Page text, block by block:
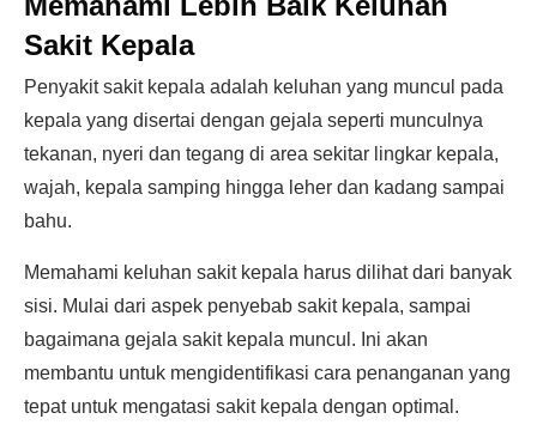
Sakit Kepala
Penyakit sakit kepala adalah keluhan yang muncul pada
kepala yang disertai dengan gejala seperti munculnya
tekanan, nyeri dan tegang di area sekitar lingkar kepala,
wajah, kepala samping hingga leher dan kadang sampai
bahu.
Memahami keluhan sakit kepala harus dilihat dari banyak
sisi. Mulai dari aspek penyebab sakit kepala, sampai
bagaimana gejala sakit kepala muncul. Ini akan
membantu untuk mengidentifikasi cara penanganan yang
tepat untuk mengatasi sakit kepala dengan optimal.